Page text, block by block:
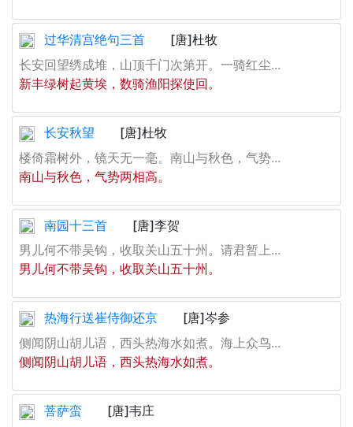
过华清宫绝句三首
[唐]杜牧
长安回望绣成堆，山顶千门次第开。一骑红尘...
新丰绿树起黄埃，数骑渔阳探使回。
长安秋望
[唐]杜牧
楼倚霜树外，镜天无一毫。南山与秋色，气势...
南山与秋色，气势两相高。
南园十三首
[唐]李贺
男儿何不带吴钩，收取关山五十州。请君暂上...
男儿何不带吴钩，收取关山五十州。
热海行送崔侍御还京
[唐]岑参
侧闻阴山胡儿语，西头热海水如煮。海上众鸟...
侧闻阴山胡儿语，西头热海水如煮。
菩萨蛮 [唐]韦庄